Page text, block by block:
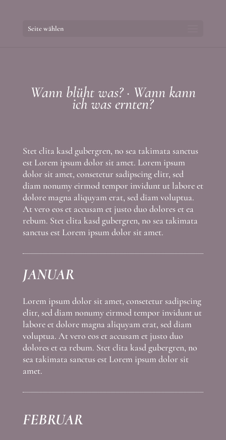
Seite wählen
Wann blüht was? · Wann kann
ich was ernten?
Stet clita kasd gubergren, no sea takimata sanctus
est Lorem ipsum dolor sit amet. Lorem ipsum
dolor sit amet, consetetur sadipscing elitr, sed
diam nonumy eirmod tempor invidunt ut labore et
dolore magna aliquyam erat, sed diam voluptua.
At vero eos et accusam et justo duo dolores et ea
rebum. Stet clita kasd gubergren, no sea takimata
sanctus est Lorem ipsum dolor sit amet.
JANUAR
Lorem ipsum dolor sit amet, consetetur sadipscing
elitr, sed diam nonumy eirmod tempor invidunt ut
labore et dolore magna aliquyam erat, sed diam
voluptua. At vero eos et accusam et justo duo
dolores et ea rebum. Stet clita kasd gubergren, no
sea takimata sanctus est Lorem ipsum dolor sit
amet.
FEBRUAR